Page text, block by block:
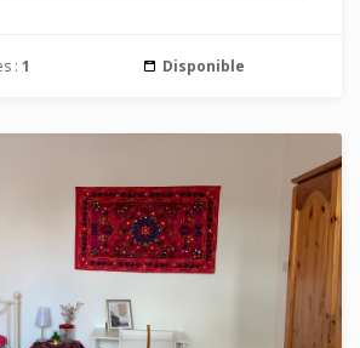
: 1 Disponible